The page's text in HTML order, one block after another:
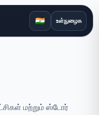
🇮🇳 உள்நுழைக
மற்றும் ஸ்டோர்